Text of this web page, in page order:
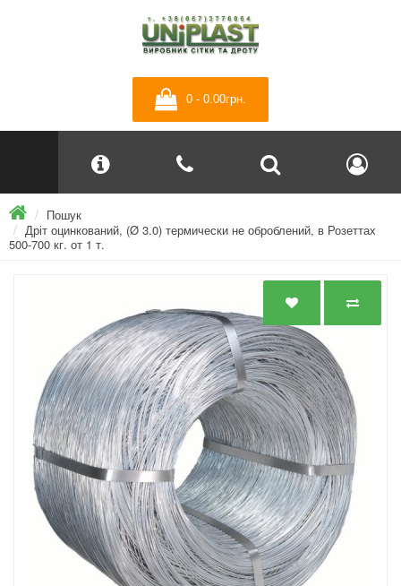
0 - 0.00грн.
Пошук
Дріт оцинкований, (Ø 3.0) термически не оброблений, в Розеттах
500-700 кг. от 1 т.